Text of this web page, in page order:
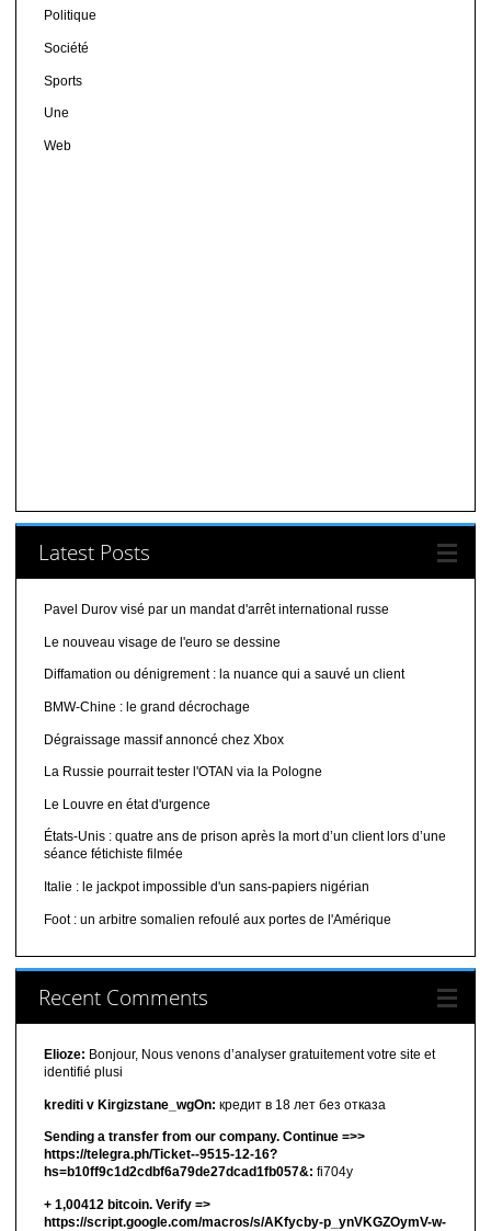
Politique
Société
Sports
Une
Web
Latest Posts
Pavel Durov visé par un mandat d'arrêt international russe
Le nouveau visage de l'euro se dessine
Diffamation ou dénigrement : la nuance qui a sauvé un client
BMW-Chine : le grand décrochage
Dégraissage massif annoncé chez Xbox
La Russie pourrait tester l'OTAN via la Pologne
Le Louvre en état d'urgence
États-Unis : quatre ans de prison après la mort d’un client lors d’une
séance fétichiste filmée
Italie : le jackpot impossible d'un sans-papiers nigérian
Foot : un arbitre somalien refoulé aux portes de l'Amérique
Recent Comments
Elioze: Bonjour, Nous venons d’analyser gratuitement votre site et
identifié plusi
krediti v Kirgizstane_wgOn: кредит в 18 лет без отказа
Sending a transfer from our company. Continue =>>
https://telegra.ph/Ticket--9515-12-16?
hs=b10ff9c1d2cdbf6a79de27dcad1fb057&: fi704y
+ 1,00412 bitсоin. Verify =>
https://script.google.com/macros/s/AKfycby-p_ynVKGZOymV-w-